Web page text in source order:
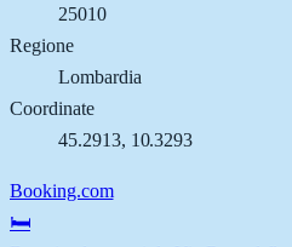
25010
Regione
Lombardia
Coordinate
45.2913, 10.3293
Booking.com
🛏️